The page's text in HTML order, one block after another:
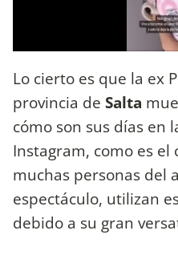
Lo cierto es que la ex
provincia de Salta
cómo son sus días en
Instagram, como es el
muchas personas del
espectáculo, utilizan
debido a su gran